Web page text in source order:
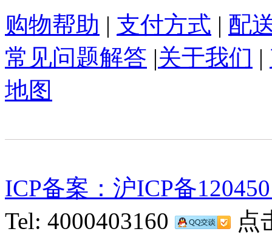
购物帮助 | 支付方式 | 配
常见问题解答 |关于我们 |
地图
ICP备案：沪ICP备
Tel: 4000403160
点